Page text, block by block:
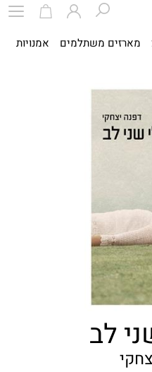
מארזים משתלמים אמנויות
לב